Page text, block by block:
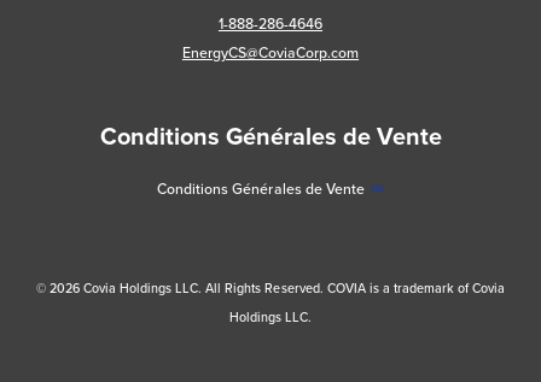
1-888-286-4646
EnergyCS@CoviaCorp.com
Conditions Générales de Vente
Conditions Générales de Vente
© 2026 Covia Holdings LLC. All Rights Reserved. COVIA is a trademark of Covia
Holdings LLC.